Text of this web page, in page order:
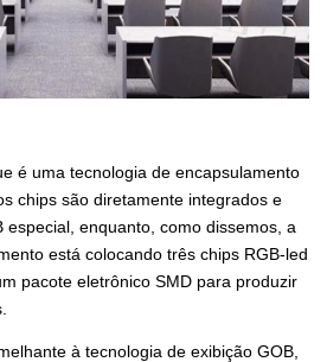
é uma tecnologia de encapsulamento
chips são diretamente integrados e
especial, enquanto, como dissemos, a
está colocando três chips RGB-led
pacote eletrônico SMD para produzir
à tecnologia de exibição GOB,